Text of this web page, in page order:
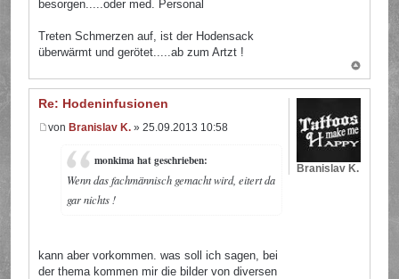
besorgen.....oder med. Personal
Treten Schmerzen auf, ist der Hodensack
überwärmt und gerötet.....ab zum Artzt !
Re: Hodeninfusionen
von Branislav K. » 25.09.2013 10:58
monkima hat geschrieben:
Wenn das fachmännisch gemacht wird, eitert da
gar nichts !
kann aber vorkommen. was soll ich sagen, bei
der thema kommen mir die bilder von diversen
Branislav K.